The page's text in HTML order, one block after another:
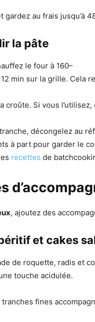
gardez au frais
la pâte
le four à 160–
min sur la grille. Cela
croûte. Si vous
décongelez au
à part pour garder le
recettes de
, ajoutez des
et cakes
de roquette, radis et
touche acidulée.
fines